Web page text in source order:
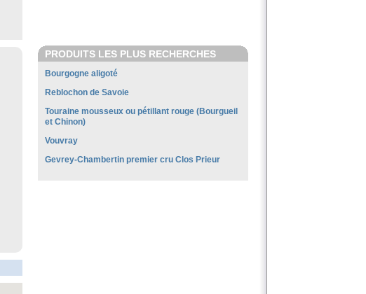
PRODUITS LES PLUS RECHERCHES
Bourgogne aligoté
Reblochon de Savoie
Touraine mousseux ou pétillant rouge (Bourgueil
et Chinon)
Vouvray
Gevrey-Chambertin premier cru Clos Prieur